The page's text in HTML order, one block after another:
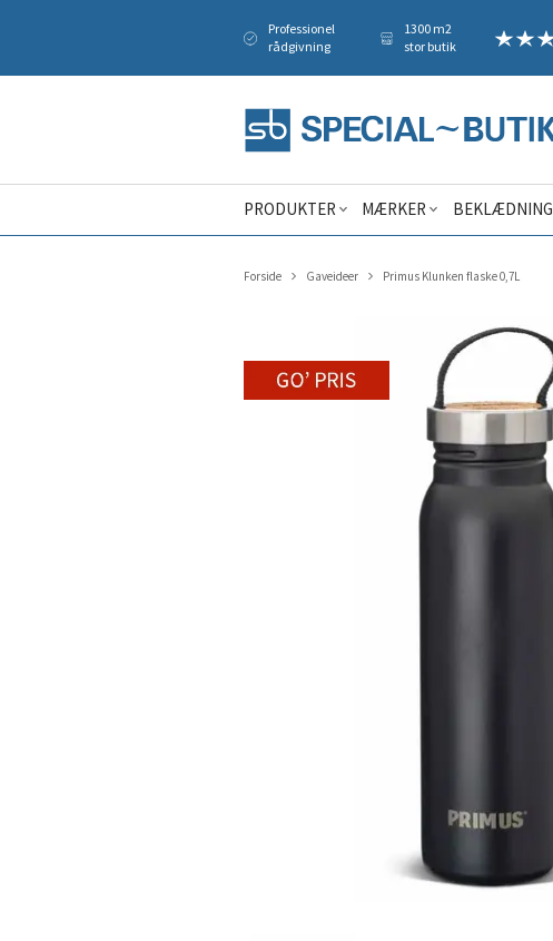
Professionel
rådgivning
1300 m2
stor butik
PRODUKTER MÆRKER BEKLÆDNING
Forside Gaveideer Primus Klunken flaske 0,7L